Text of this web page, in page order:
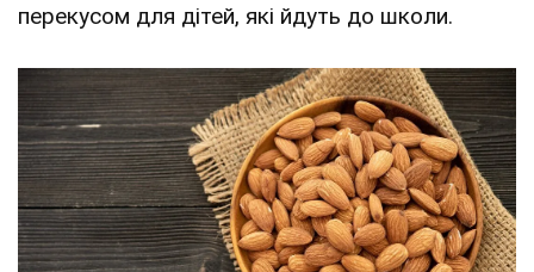
перекусом для дітей, які йдуть до школи.